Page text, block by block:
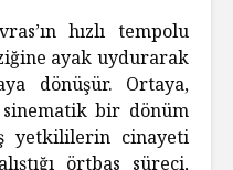
hızlı tempolu
ayak uydurarak
dönüşür. Ortaya,
bir dönüm
yetkililerin cinayeti
örtbas süreci,